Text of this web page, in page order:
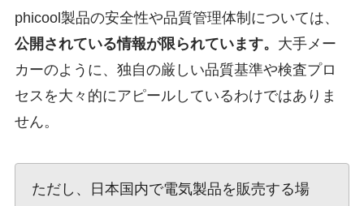
phicool製品の安全性や品質管理体制については、
公開されている情報が限られています。 大手メー
カーのように、独自の厳しい品質基準や検査プロ
セスを大々的にアピールしているわけではありま
せん。
ただし、日本国内で電気製品を販売する場